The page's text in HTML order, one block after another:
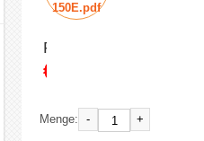
150E.pdf
Preis:
€66.28
Menge: - +